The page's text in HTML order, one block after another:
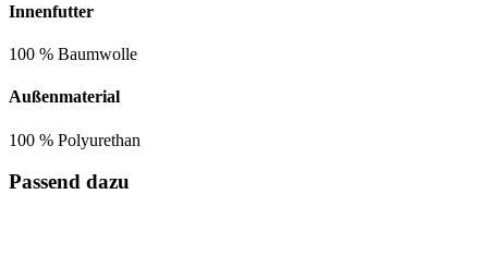
Innenfutter
100 % Baumwolle
Außenmaterial
100 % Polyurethan
Passend dazu